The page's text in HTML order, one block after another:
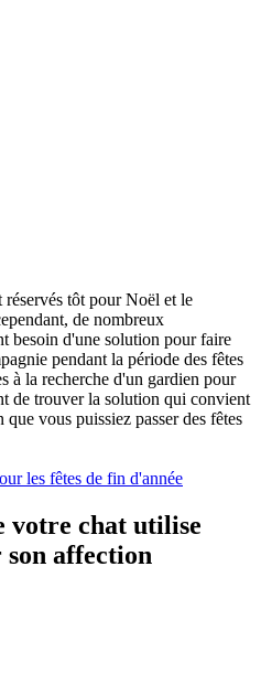
tôt pour Noël et le
de nombreux
besoin d'une solution pour faire
pendant la période des fêtes
à la recherche d'un gardien pour
de trouver la solution qui convient
vous puissiez passer des fêtes
les fêtes de fin d'année
votre chat utilise
affection